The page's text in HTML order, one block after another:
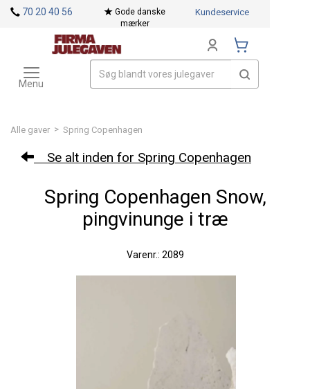
Alle gaver > Spring Copenhagen
Se alt inden for Spring Copenhagen
Spring Copenhagen Snow,
pingvinunge i træ
Varenr.: 2089
70 20 40 56
Gode danske
mærker
Kundeservice
Toggle
navigation
Menu
Mærker